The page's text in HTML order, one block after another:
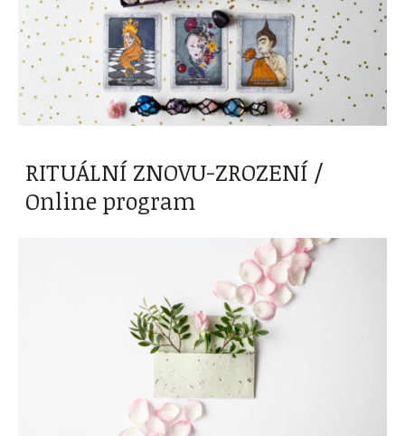
RITUÁLNÍ ZNOVU-ZROZENÍ /
Online program